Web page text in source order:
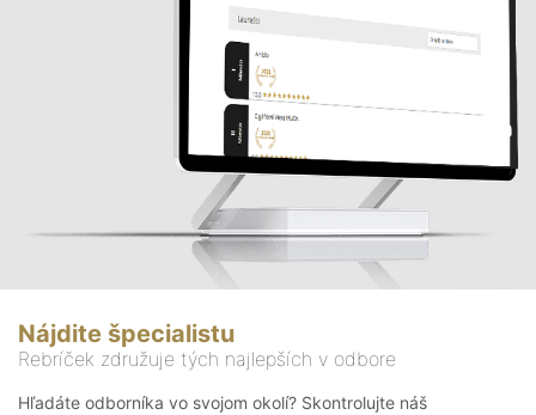
Nájdite špecialistu
Rebríček združuje tých najlepších v odbore
Hľadáte odborníka vo svojom okolí? Skontrolujte náš